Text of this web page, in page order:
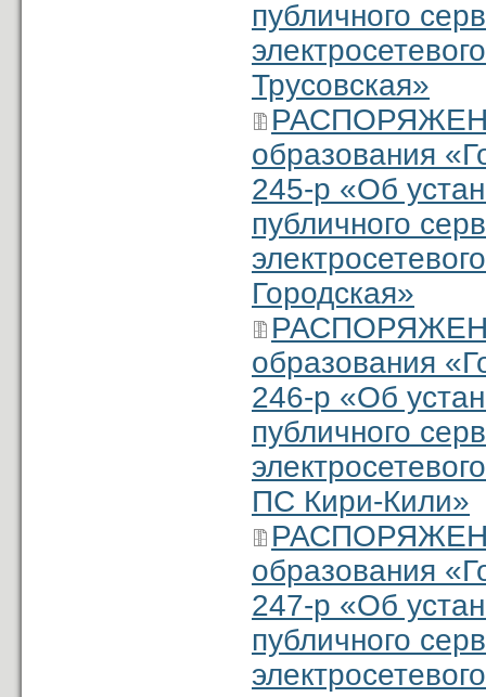
публичного
Трусовская»
образования
245-р «Об
публичного
Городская»
образования
246-р «Об
публичного
ПС Кири-Кили»
образования
247-р «Об
публичного